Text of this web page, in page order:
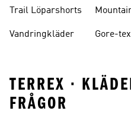
Trail Löparshorts
Vandringkläder
Gore-
TERREX ·
FRÅGOR